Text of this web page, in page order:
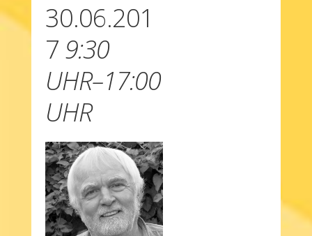
30.06.201
7 9:30
UHR–17:00
UHR